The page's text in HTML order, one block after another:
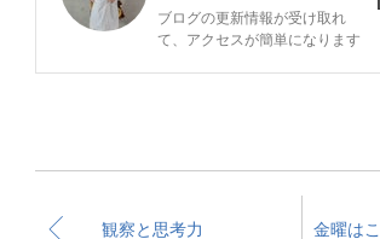
ブログの更新情報が受け取れ
て、アクセスが簡単になります
観察と思考力